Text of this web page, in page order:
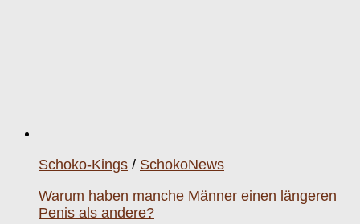
Schoko-Kings / SchokoNews
Warum haben manche Männer einen längeren
Penis als andere?